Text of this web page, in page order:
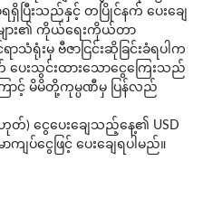
ရှိပြီးသည်နှင့် တပြိုင်နက် ပေးချေ
ျား၏ ကိုယ်ရေးကိုယ်တာ
ရုံးမှ ဗီဇာငြင်းဆိုခြင်းခံရပါက
ပေးသွင်းထားသောငွေကြေးသည်
ြောင့် မိမိတို့ကုမ္ပဏီမှ ပြန်လည်
ဟုတ်) ငွေပေးချေသည့်နေ့၏ USD
ကျပ်ငွေဖြင့် ပေးချေရပါမည်။